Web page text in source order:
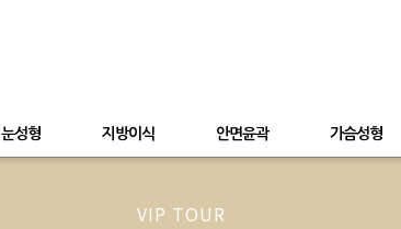
눈성형 지방이식 안면윤곽 가슴성형
VIP TOUR